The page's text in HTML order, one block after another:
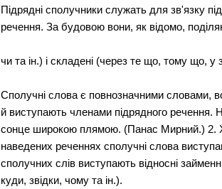
Підрядні сполучники служать для зв'язку
речення. За будовою вони, як відомо,
чи та ін.) і складені (через те що, тому що,
Сполучні слова є повнозначними словами,
й виступають членами підрядного речення.
сонце широкою плямою. (Панас Мирний.) 2.
наведених реченнях сполучні слова
сполучних слів виступають відносні
куди, звідки, чому та ін.).